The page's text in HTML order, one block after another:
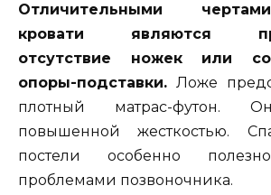
Отличительными
кровати являются
отсутствие ножек или
опоры-подставки. Ложе
плотный матрас-футон.
повышенной жесткостью.
постели особенно
проблемами позвоночника.